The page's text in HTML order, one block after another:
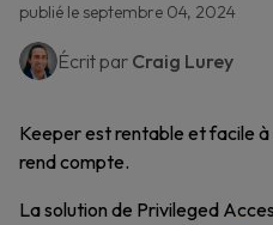
publié le septembre 04, 2024
Écrit par Craig Lurey
Keeper est rentable et facile à
rend compte.
La solution de Privileged